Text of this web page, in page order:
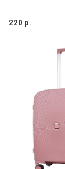
220 р.